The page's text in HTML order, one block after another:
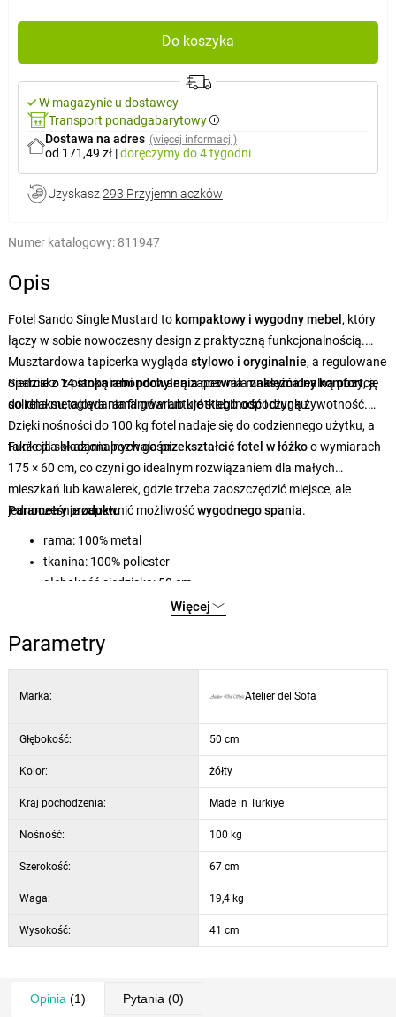
Do koszyka
W magazynie u dostawcy
Transport ponadgabarytowy
Dostawa na adres (więcej informacji)
od 171,49 zł |doręczymydo 4 tygodni
Uzyskasz 293 Przyjemniaczków
Numer katalogowy: 811947
Opis
Fotel Sando Single Mustard tokompaktowy i wygodny mebel, który
łączy w sobie nowoczesny design z praktyczną funkcjonalnością.
Musztardowa tapicerka wygląda stylowo i oryginalnie, a regulowane
oparcie z14 stopniami pochyleniapozwala znaleźć idealną pozycję
do relaksu, oglądania filmów lub krótkiego odpoczynku.
Siedzisko z pianką rebondowaną zapewniamaksymalny komfort, a
solidna metalowa rama gwarantuje stabilność i długą żywotność.
Dzięki nośności do 100 kg fotel nadaje się do codziennego użytku, a
także dla okazjonalnych gości.
Funkcja składania pozwalaprzekształcić fotel w łóżkoowymiarach
175 × 60 cm, co czyni go idealnym rozwiązaniem dla małych
mieszkań lub kawalerek, gdzie trzeba zaoszczędzić miejsce, ale
jednocześnie zapewnić możliwośćwygodnego spania.
Parametry produktu
rama: 100% metal
tkanina: 100% poliester
głębokość siedziska: 50 cm
szerokość siedziska: 67 cm
grubość poduszki siedziska: 23 cm
grubość poduszki oparcia: 9 cm
szerokość podłokietnika: 4 cm
wysokość podłokietnika: 15 cm
głębokość podłokietnika: 35 cm
wysokość nóg: 20,5 cm
kolor: musztardowy
Więcej
Parametry
Marka: Atelier del Sofa
Głębokość: 50 cm
Kolor: żółty
Kraj pochodzenia: Made in Türkiye
Nośność: 100 kg
Szerokość: 67 cm
Waga: 19,4 kg
Wysokość: 41 cm
Opinia (1) Pytania (0)